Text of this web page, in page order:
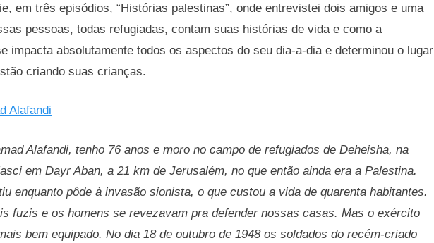
em três episódios, “Histórias palestinas”, onde entrevistei dois amigos e uma
pessoas, todas refugiadas, contam suas histórias de vida e como a
impacta absolutamente todos os aspectos do seu dia-a-dia e determinou o lugar
criando suas crianças.
Alafandi
Alafandi, tenho 76 anos e moro no campo de refugiados de Deheisha, na
em Dayr Aban, a 21 km de Jerusalém, no que então ainda era a Palestina.
enquanto pôde à invasão sionista, o que custou a vida de quarenta habitantes.
fuzis e os homens se revezavam pra defender nossas casas. Mas o exército
bem equipado. No dia 18 de outubro de 1948 os soldados do recém-criado